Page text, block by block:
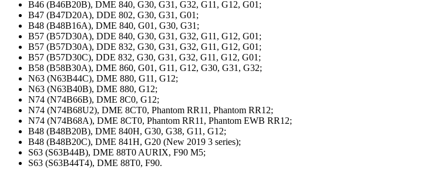
B46 (B46B20B), DME 840, G30, G31, G32, G11, G12, G01;
B47 (B47D20A), DDE 802, G30, G31, G01;
B48 (B48B16A), DME 840, G01, G30, G31;
B57 (B57D30A), DDE 840, G30, G31, G32, G11, G12, G01;
B57 (B57D30A), DDE 832, G30, G31, G32, G11, G12, G01;
B57 (B57D30C), DDE 832, G30, G31, G32, G11, G12, G01;
B58 (B58B30A), DME 860, G01, G11, G12, G30, G31, G32;
N63 (N63B44C), DME 880, G11, G12;
N63 (N63B40B), DME 880, G12;
N74 (N74B66B), DME 8C0, G12;
N74 (N74B68U2), DME 8CT0, Phantom RR11, Phantom RR12;
N74 (N74B68A), DME 8CT0, Phantom RR11, Phantom EWB RR12;
B48 (B48B20B), DME 840H, G30, G38, G11, G12;
B48 (B48B20C), DME 841H, G20 (New 2019 3 series);
S63 (S63B44B), DME 88T0 AURIX, F90 M5;
S63 (S63B44T4), DME 88T0, F90.